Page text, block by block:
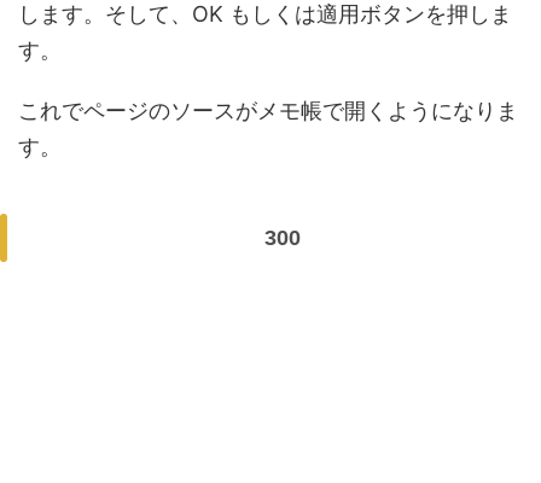
します。そして、OK もしくは適用ボタンを押しま
す。
これでページのソースがメモ帳で開くようになりま
す。
300